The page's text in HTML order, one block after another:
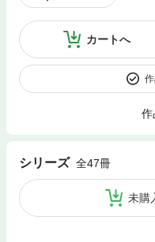
カートへ
作
シリーズ 全47冊
未購